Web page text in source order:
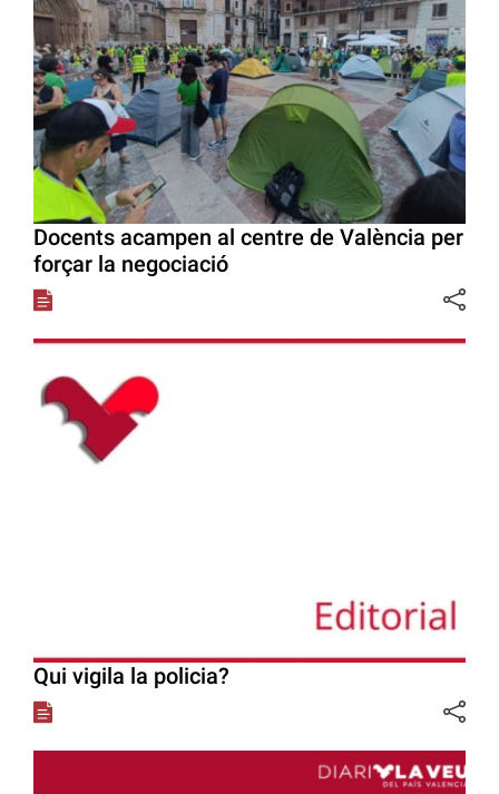
Docents acampen al centre de València per
forçar la negociació
Qui vigila la policia?